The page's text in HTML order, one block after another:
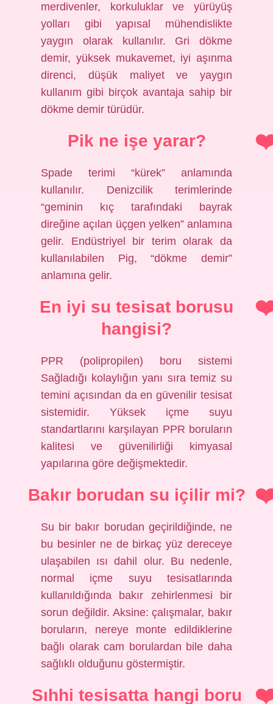
merdivenler, korkuluklar ve yürüyüş
yolları gibi yapısal mühendislikte
yaygın olarak kullanılır. Gri dökme
demir, yüksek mukavemet, iyi aşınma
direnci, düşük maliyet ve yaygın
kullanım gibi birçok avantaja sahip bir
dökme demir türüdür.
Pik ne işe yarar?
Spade terimi “kürek” anlamında
kullanılır. Denizcilik terimlerinde
“geminin kıç tarafındaki bayrak
direğine açılan üçgen yelken” anlamına
gelir. Endüstriyel bir terim olarak da
kullanılabilen Pig, “dökme demir”
anlamına gelir.
En iyi su tesisat borusu
hangisi?
PPR (polipropilen) boru sistemi
Sağladığı kolaylığın yanı sıra temiz su
temini açısından da en güvenilir tesisat
sistemidir. Yüksek içme suyu
standartlarını karşılayan PPR boruların
kalitesi ve güvenilirliği kimyasal
yapılarına göre değişmektedir.
Bakır borudan su içilir mi?
Su bir bakır borudan geçirildiğinde, ne
bu besinler ne de birkaç yüz dereceye
ulaşabilen ısı dahil olur. Bu nedenle,
normal içme suyu tesisatlarında
kullanıldığında bakır zehirlenmesi bir
sorun değildir. Aksine: çalışmalar, bakır
boruların, nereye monte edildiklerine
bağlı olarak cam borulardan bile daha
sağlıklı olduğunu göstermiştir.
Sıhhi tesisatta hangi boru